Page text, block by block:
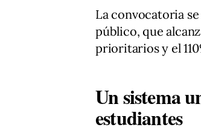
La convocatoria
público, que
prioritarios y el
Un sistema
estudiantes